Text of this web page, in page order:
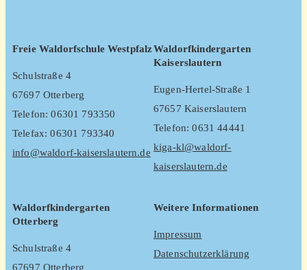
Freie Waldorfschule Westpfalz
Schulstraße 4
67697 Otterberg
Telefon: 06301 793350
Telefax: 06301 793340
info@waldorf-kaiserslautern.de
Waldorfkindergarten
Kaiserslautern
Eugen-Hertel-Straße 1
67657 Kaiserslautern
Telefon: 0631 44441
kiga-kl@waldorf-
kaiserslautern.de
Waldorfkindergarten
Otterberg
Schulstraße 4
67697 Otterberg
Weitere Informationen
Impressum
Datenschutzerklärung